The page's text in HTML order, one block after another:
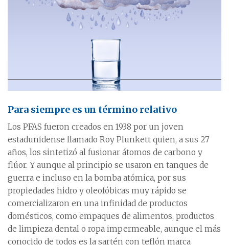
Para siempre es un término relativo
Los PFAS fueron creados en 1938 por un joven
estadunidense llamado Roy Plunkett quien, a sus 27
años, los sintetizó al fusionar átomos de carbono y
flúor. Y aunque al principio se usaron en tanques de
guerra e incluso en la bomba atómica, por sus
propiedades hidro y oleofóbicas muy rápido se
comercializaron en una infinidad de productos
domésticos, como empaques de alimentos, productos
de limpieza dental o ropa impermeable, aunque el más
conocido de todos es la sartén con teflón marca